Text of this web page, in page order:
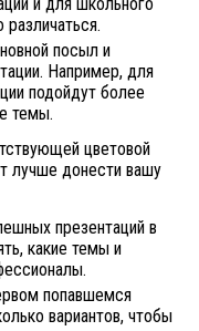
различаться.
посыл и
Например, для
подойдут более
темы.
цветовой
лучше донести вашу
презентаций в
какие темы и
попавшемся
вариантов, чтобы